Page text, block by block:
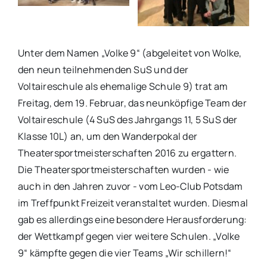
Unter dem Namen „Volke 9“ (abgeleitet von Wolke,
den neun teilnehmenden SuS und der
Voltaireschule als ehemalige Schule 9) trat am
Freitag, dem 19. Februar, das neunköpfige Team der
Voltaireschule (4 SuS des Jahrgangs 11, 5 SuS der
Klasse 10L) an, um den Wanderpokal der
Theatersportmeisterschaften 2016 zu ergattern.
Die Theatersportmeisterschaften wurden - wie
auch in den Jahren zuvor - vom Leo-Club Potsdam
im Treffpunkt Freizeit veranstaltet wurden. Diesmal
gab es allerdings eine besondere Herausforderung:
der Wettkampf gegen vier weitere Schulen. „Volke
9“ kämpfte gegen die vier Teams „Wir schillern!“